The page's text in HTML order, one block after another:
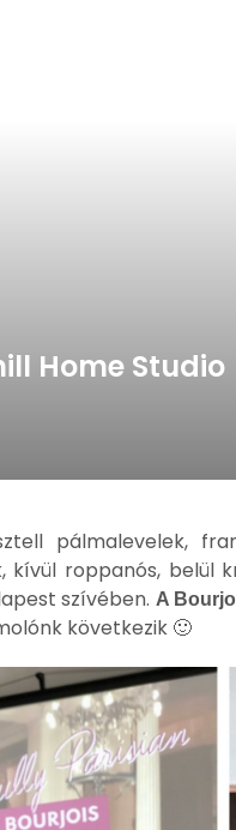
Home Studio
pálmalevelek,
kívül roppanós, belül
szívében. A
következik 🙂